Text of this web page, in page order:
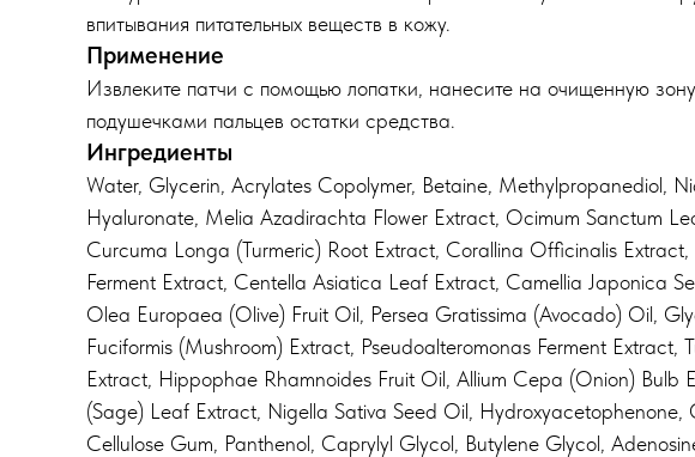
впитывания питательных веществ в кожу.
Применение
Извлеките патчи с помощью лопатки, нанесите на очищенную
подушечками пальцев остатки средства.
Ингредиенты
Water, Glycerin, Acrylates Copolymer, Betaine, Methylpropanediol,
Hyaluronate, Melia Azadirachta Flower Extract, Ocimum Sanctum
Curcuma Longa (Turmeric) Root Extract, Corallina Officinalis
Ferment Extract, Centella Asiatica Leaf Extract, Camellia Japonica
Olea Europaea (Olive) Fruit Oil, Persea Gratissima (Avocado) Oil,
Fuciformis (Mushroom) Extract, Pseudoalteromonas Ferment
Extract, Hippophae Rhamnoides Fruit Oil, Allium Cepa (Onion)
(Sage) Leaf Extract, Nigella Sativa Seed Oil,
Cellulose Gum, Panthenol, Caprylyl Glycol, Butylene Glycol,